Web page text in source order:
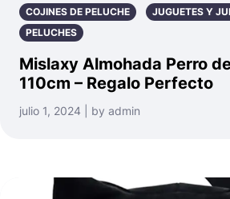
COJINES DE PELUCHE JUGUETES Y
PELUCHES
Mislaxy Almohada Perro
110cm – Regalo Perfecto
julio 1, 2024 | by admin